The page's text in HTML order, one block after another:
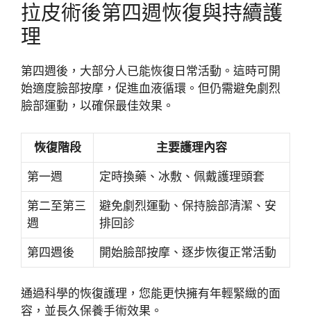
拉皮術後第四週恢復與持續護
理
第四週後，大部分人已能恢復日常活動。這時可開
始適度臉部按摩，促進血液循環。但仍需避免劇烈
臉部運動，以確保最佳效果。
恢復階段 主要護理內容
第一週 定時換藥、冰敷、佩戴護理頭套
第二至第三
週
避免劇烈運動、保持臉部清潔、安
排回診
第四週後 開始臉部按摩、逐步恢復正常活動
通過科學的恢復護理，您能更快擁有年輕緊緻的面
容，並長久保養手術效果。